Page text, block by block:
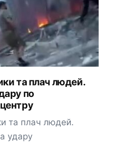
та плaч людей.
по
та плач людей.
удару